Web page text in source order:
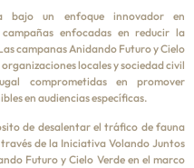
bajo un enfoque innovador en
enfocadas en reducir la
campanas Anidando Futuro y Cielo
locales y sociedad civil
comprometidas en promover
en audiencias específicas.
de desalentar el tráfico de fauna
de la Iniciativa Volando Juntos
Futuro y Cielo Verde en el marco